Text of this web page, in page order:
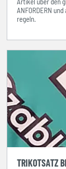
ANFORDERN
regeln.
TRIKOTSATZ